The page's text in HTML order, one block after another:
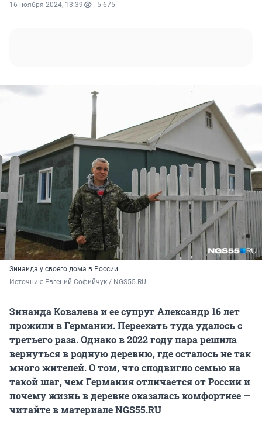
16 ноября 2024, 13:39 5 675
Зинаида у своего дома в России
Источник: Евгений Софийчук / NGS55.RU
Зинаида Ковалева и ее супруг Александр 16 лет
прожили в Германии. Переехать туда удалось с
третьего раза. Однако в 2022 году пара решила
вернуться в родную деревню, где осталось не так
много жителей. О том, что сподвигло семью на
такой шаг, чем Германия отличается от России и
почему жизнь в деревне оказалась комфортнее —
читайте в материале NGS55.RU